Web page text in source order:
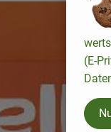
Es
(E-